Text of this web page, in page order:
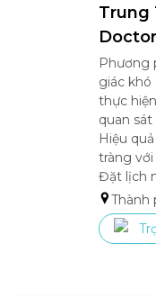
Trung
Phương
giác
thực
quan
Hiệu
tràng
Đặt lịch
Thành